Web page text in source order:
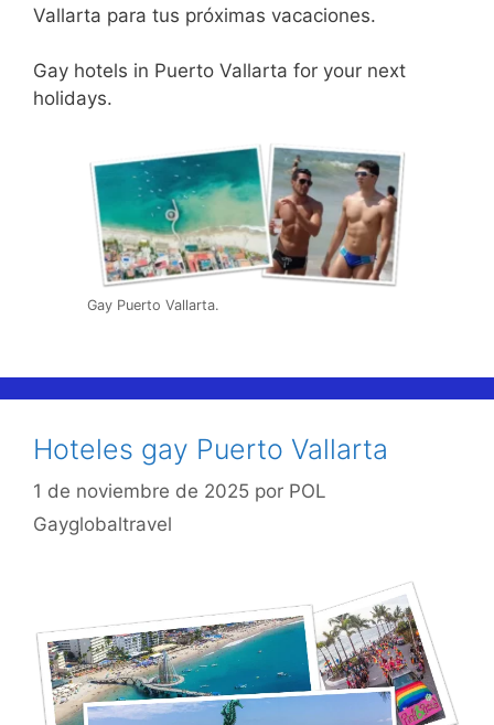
Vallarta para tus próximas vacaciones.
Gay hotels in Puerto Vallarta for your next
holidays.
Gay Puerto Vallarta.
Hoteles gay Puerto Vallarta
1 de noviembre de 2025 por POL
Gayglobaltravel